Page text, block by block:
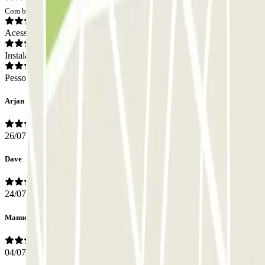
Com base em 92 opiniões
Acesso
Instalações
Pessoal
Arjan
26/07/2026
Dave
24/07/2026
Manuela
04/07/2026